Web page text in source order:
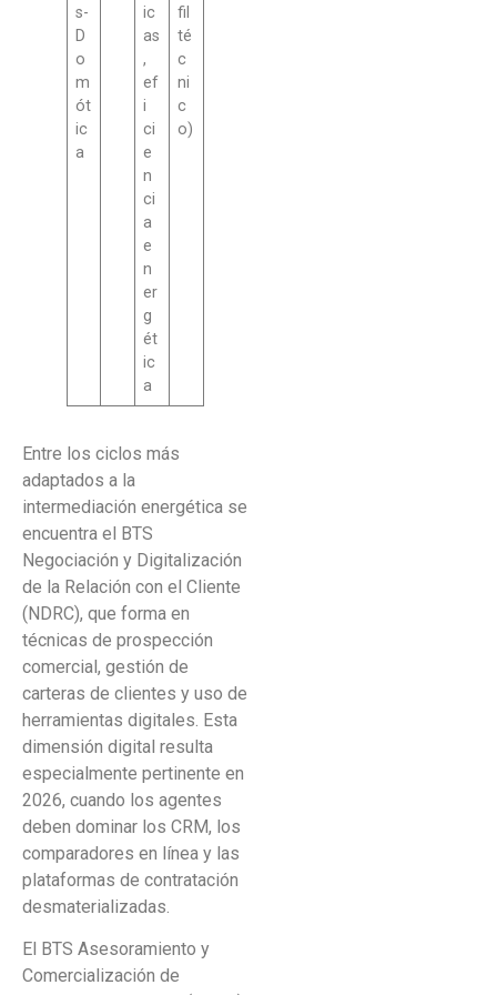
s-
D
o
m
ót
ic
a
ic
as
,
ef
i
ci
e
n
ci
a
e
n
er
g
ét
ic
a
fil
té
c
ni
c
o)
Entre los ciclos más
adaptados a la
intermediación energética se
encuentra el BTS
Negociación y Digitalización
de la Relación con el Cliente
(NDRC), que forma en
técnicas de prospección
comercial, gestión de
carteras de clientes y uso de
herramientas digitales. Esta
dimensión digital resulta
especialmente pertinente en
2026, cuando los agentes
deben dominar los CRM, los
comparadores en línea y las
plataformas de contratación
desmaterializadas.
El BTS Asesoramiento y
Comercialización de